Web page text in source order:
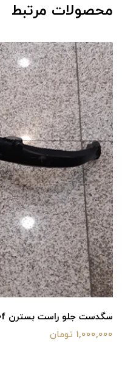
محصولات مرتبط
سگدست جلو راست بسترن b50f اصلی شرکتی
1,000,000 تومان